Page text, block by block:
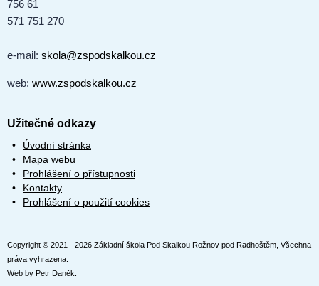
756 61
571 751 270
e-mail: skola@zspodskalkou.cz
web: www.zspodskalkou.cz
Užitečné odkazy
Úvodní stránka
Mapa webu
Prohlášení o přístupnosti
Kontakty
Prohlášení o použití cookies
Copyright © 2021 - 2026 Základní škola Pod Skalkou Rožnov pod Radhoštěm, Všechna
práva vyhrazena.
Web by Petr Daněk